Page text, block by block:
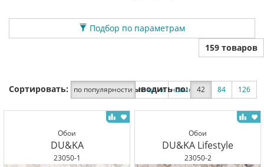
Подбор по параметрам
159 товаров
Сортировать: по популярности по цене новинки по скидке
Выводить по: 42 84 126
Обои
DU&KA
23050-1
Обои
DU&KA Lifestyle
23050-2